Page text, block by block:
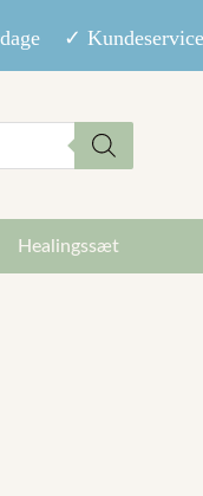
✓ Kundeservice
Healingssæt